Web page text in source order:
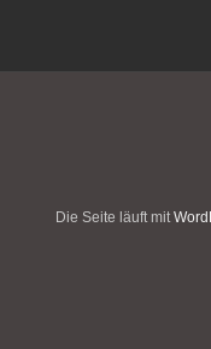
Die Seite läuft mit